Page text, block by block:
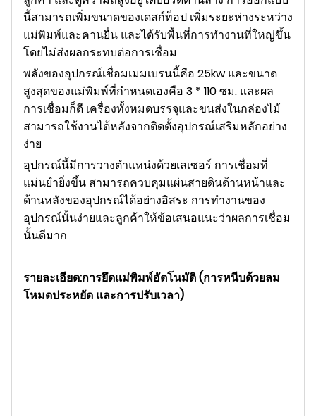
นี้สามารถเพิ่มขนาดของเดสก์ท็อป เพิ่มระยะห่างระหว่าง
แม่พิมพ์และคานยื่น และได้รับพื้นที่การทำงานที่ใหญ่ขึ้น
โดยไม่ส่งผลกระทบต่อการเชื่อม
พลังของอุปกรณ์เชื่อมเมมเบรนนี้คือ 25kw และขนาด
สูงสุดของแม่พิมพ์ที่กำหนดเองคือ 3 * 110 ซม. และผล
การเชื่อมก็ดี เครื่องทั้งหมดบรรจุและขนส่งในกล่องไม้
สามารถใช้งานได้หลังจากติดตั้งอุปกรณ์เสริมหลักอย่าง
ง่าย
อุปกรณ์นี้มีการวางตำแหน่งด้วยเลเซอร์ การเชื่อมที่
แม่นยำยิ่งขึ้น สามารถควบคุมแผ่นสายดินด้านหน้าและ
ด้านหลังของอุปกรณ์ได้อย่างอิสระ การทำงานของ
อุปกรณ์นั้นง่ายและลูกค้าให้ข้อเสนอแนะว่าผลการเชื่อม
นั้นดีมาก
รายละเอียด:การยึดแม่พิมพ์อัตโนมัติ (การหนีบด้วยลม
โหมดประหยัด และการปรับเวลา)